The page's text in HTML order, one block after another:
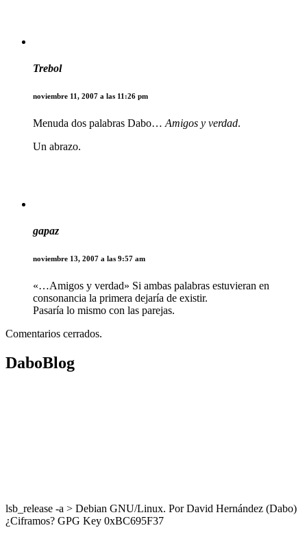
Trebol
noviembre 11, 2007 a las 11:26 pm
Menuda dos palabras Dabo… Amigos y verdad.
Un abrazo.
gapaz
noviembre 13, 2007 a las 9:57 am
«…Amigos y verdad» Si ambas palabras estuvieran en
consonancia la primera dejaría de existir.
Pasaría lo mismo con las parejas.
Comentarios cerrados.
DaboBlog
lsb_release -a > Debian GNU/Linux. Por David Hernández (Dabo)
¿Ciframos? GPG Key 0xBC695F37